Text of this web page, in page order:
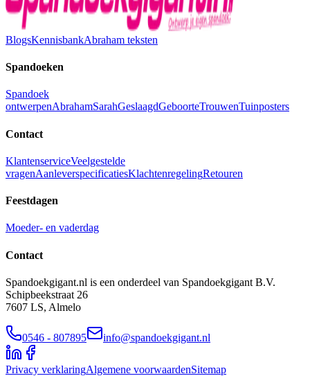
BlogsKennisbankAbraham teksten
Spandoeken
Spandoek
ontwerpenAbrahamSarahGeslaagdGeboorteTrouwenTuinposters
Contact
KlantenserviceVeelgestelde
vragenAanleverspecificatiesKlachtenregelingRetouren
Feestdagen
Moeder- en vaderdag
Contact
Spandoekgigant.nl is een onderdeel van Spandoekgigant B.V.
Schipbeekstraat 26
7607 LS, Almelo
0546 - 807895 info@spandoekgigant.nl
Privacy verklaringAlgemene voorwaardenSitemap